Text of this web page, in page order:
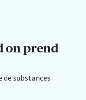
on prend
de substances